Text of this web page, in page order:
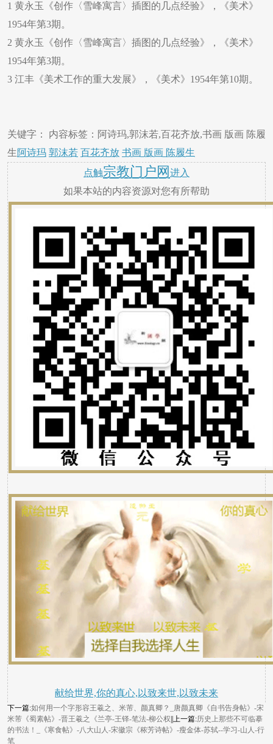
1 黄永玉《创作〈雪峰寓言〉插图的几点经验》，《美术》
1954年第3期。
2 黄永玉《创作〈雪峰寓言〉插图的几点经验》，《美术》
1954年第3期。
3 江丰《美术工作的重大发展》，《美术》1954年第10期。
关键字： 内容标签：阿诗玛,郭沫若,百花齐放,书画 版画 陈履
生阿诗玛 郭沫若 百花齐放 书画 版画 陈履生
点触宗教门户网 进入
如果本站的内容资源对您有所帮助
献给世界,你的真心,以致来世,以致未来
下一篇:如何用一个字形容王羲之、米芾、颜真卿？_唐颜真卿《自书告身帖》-宋
米芾《蜀素帖》-晋王羲之《兰亭-王铎-笔法-柳公权 ||上一篇:历史上那些不可临摹
的书法！_《寒食帖》-八大山人-宋徽宗《秾芳诗帖》-瘦金体-苏轼--学习-山人-行
笔